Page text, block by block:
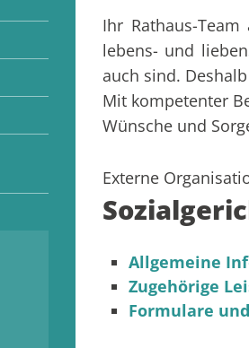
Ihr Rathaus-
lebens- und
auch sind.
Mit kompetenter
Wünsche und
Externe
Allgemeine
Zugehörige
Formulare